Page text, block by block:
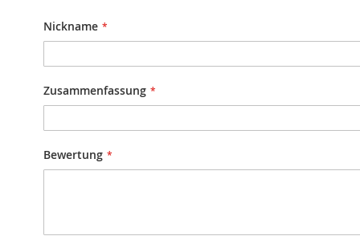
Nickname
Zusammenfassung
Bewertung